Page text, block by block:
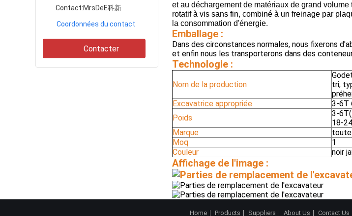
Contact:MrsDeE科新
Coordonnées du contact
Contacter
et au déchargement de matériaux de grand
rotatif à vis sans fin, combiné à un freinage par
la consommation d'énergie.
Emballage :
Dans des circonstances normales, nous fixerons
et enfin nous les transporterons dans des
Technologie :
Nom de la production
tri,
Excavatrice appropriée
3-6T
Poids
3-
18-
Marque
Moq
1
Couleur
noir
Affichage de l'image :
Home Products Suppliers About Us Contact Us